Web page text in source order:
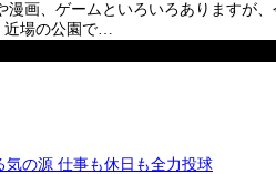
漫画、ゲームといろいろありますが
近場の公園で…